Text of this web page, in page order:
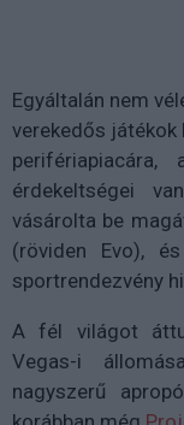
Egyáltalán nem
verekedős
érdekeltségei
vásárolta be
(röviden Evo),
sportrendezvény
A fél világot
Vegas-i
nagyszerű